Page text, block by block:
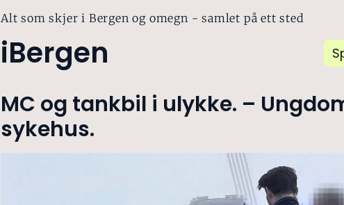
Alt som skjer i Bergen og omegn - samlet på ett sted
iBergen
MC og tankbil i ulykke. –
sykehus.